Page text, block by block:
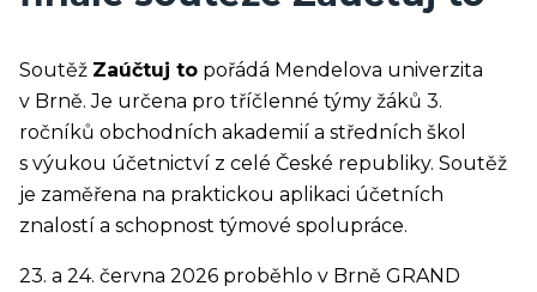
Soutěž Zaúčtuj to pořádá Mendelova univerzita
v Brně. Je určena pro tříčlenné týmy žáků 3.
ročníků obchodních akademií a středních škol
s výukou účetnictví z celé České republiky. Soutěž
je zaměřena na praktickou aplikaci účetních
znalostí a schopnost týmové spolupráce.
23. a 24. června 2026 proběhlo v Brně GRAND